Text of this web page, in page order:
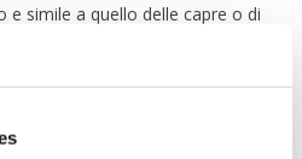
simile a quello delle capre o di
grasso che si trova
animali ed è una delle sostanze
di semi carnosi in
della vaniglia. L'acido